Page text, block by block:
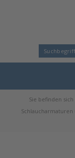
Sie befinden